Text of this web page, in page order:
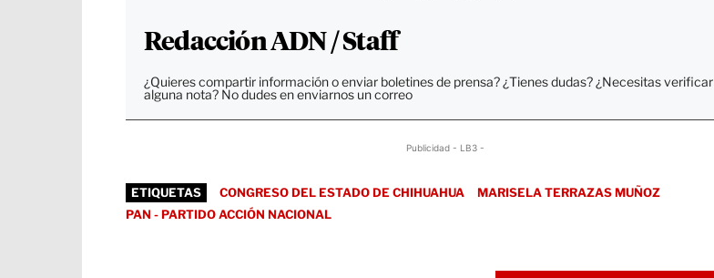
Redacción ADN / Staff
¿Quieres compartir información o enviar boletines de prensa? ¿Tienes dudas? ¿Necesitas verificar
alguna nota? No dudes en enviarnos un correo
Publicidad - LB3 -
ETIQUETAS CONGRESO DEL ESTADO DE CHIHUAHUA
MARISELA TERRAZAS MUÑOZ
PAN - PARTIDO ACCIÓN NACIONAL